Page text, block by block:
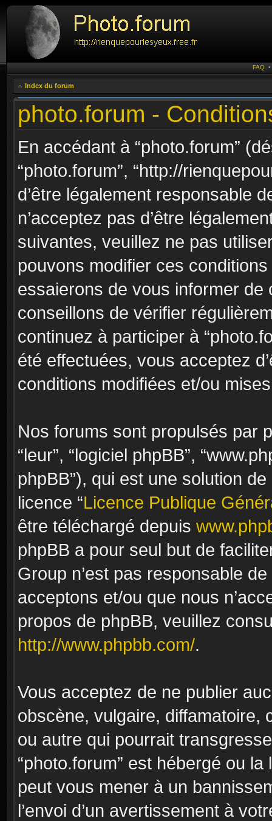
FAQ
Index du forum
photo.forum -
En accédant à “photo.forum”
“photo.forum”, “http://
d’être légalement responsable
n’acceptez pas d’être
suivantes, veuillez ne pas
pouvons modifier ces
essaierons de vous informer
conseillons de vérifier
continuez à participer à
été effectuées, vous acceptez
conditions modifiées et/ou
Nos forums sont propulsés par
“leur”, “logiciel phpBB”,
phpBB”), qui est une solution
licence “Licence Publique
être téléchargé depuis
phpBB a pour seul but de
Group n’est pas responsable
acceptons et/ou que nous
propos de phpBB, veuillez
http://www.phpbb.com/.
Vous acceptez de ne publier
obscène, vulgaire, diffamatoire,
ou autre qui pourrait
“photo.forum” est hébergé ou
peut vous mener à un
l’envoi d’un avertissement à